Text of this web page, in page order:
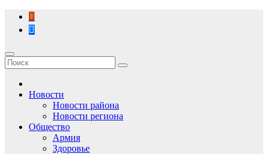
Перейти
содержимому
Новости
Новости района
Новости региона
Общество
Армия
Здоровье